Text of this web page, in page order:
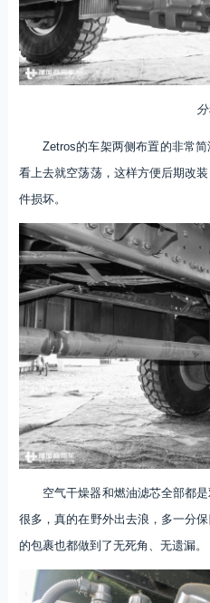
Zetros的车架两侧布置的非常
看上去就空荡荡，这样方便后期改
件损坏。
空气干燥器和燃油滤芯全部都
很多，真的在野外出去浪，多一分
的包裹也都做到了无死角、无遗漏。